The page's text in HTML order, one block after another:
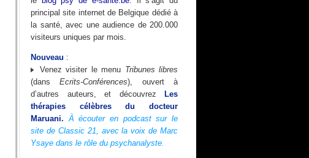
principal site internet de Belgique dédié à
la santé, avec une audience de 200.000
visiteurs uniques par mois.
Nouveau :
Venez visiter le menu Tribunes libres
(dansEcrits-Conférences), ouvert à
d’autres auteurs, et découvrez
Les
thérapies célèbres du docteur
Maruani.À écouter en podcast sur le
site de Classic 21, avec la voix de Marc
Ysaye dans le rôle du psychanalyste.